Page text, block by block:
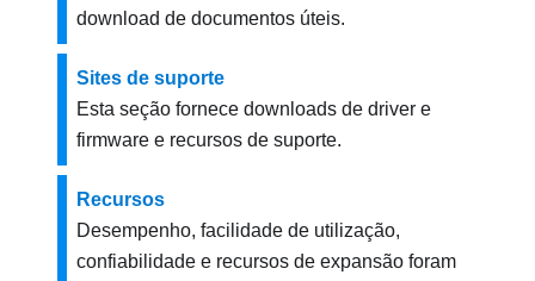
download de documentos úteis.
Sites de suporte
Esta seção fornece downloads de driver e
firmware e recursos de suporte.
Recursos
Desempenho, facilidade de utilização,
confiabilidade e recursos de expansão foram